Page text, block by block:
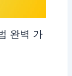
완벽 가